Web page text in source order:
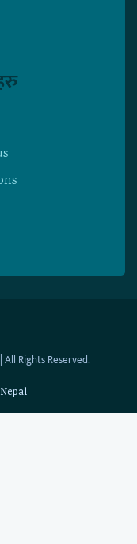
Rights Reserved.